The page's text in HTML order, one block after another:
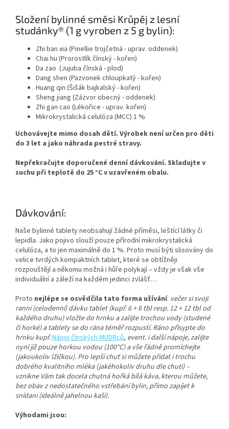
Složení bylinné směsi Krůpěj z lesní
studánky® (1 g vyroben z 5 g bylin):
Zhi ban xia (Pinellie trojčetná - uprav. oddenek)
Chai hu (Prorostlík čínský - kořen)
Da zao (Jujuba čínská - plod)
Dang shen (Pazvonek chloupkatý - kořen)
Huang qin (Šišák bajkalský - kořen)
Sheng jiang (Zázvor obecný - oddenek)
Zhi gan cao (Lékořice - uprav. kořen)
Mikrokrystalická celulóza (MCC) 1 %
Uchovávejte mimo dosah dětí. Výrobek není určen pro děti
do 3 let a jako náhrada pestré stravy.
Nepřekračujte doporučené denní dávkování. Skladujte v
suchu při teplotě do 25 °C v uzavřeném obalu.
Dávkování:
Naše bylinné tablety neobsahují žádné příměsi, leštící látky či
lepidla. Jako pojivo slouží pouze přírodní mikrokrystalická
celulóza, a to jen maximálně do 1 %. Proto musí býti slisovány do
velice tvrdých kompaktních tablet, které se obtížněji
rozpouštějí a někomu možná i hůře polykají – vždy je však vše
individuální a záleží na každém jedinci zvlášť…
Proto nejlépe se osvědčila tato forma užívání: večer si svoji
ranní (celodenní) dávku tablet (kupř. 6 + 6 tbl resp. 12 + 12 tbl od
každého druhu) vložte do hrnku a zalijte trochou vody (studené
či horké) a tablety se do rána téměř rozpustí. Ráno přisypte do
hrnku kupř.Nápoj čínských MUDRců, event. i další nápoje, zalijte
nyní již pouze horkou vodou (100°C) a vše řádně promíchejte
(jakoukoliv lžičkou). Pro lepší chuť si můžete přidat i trochu
dobrého kvalitního mléka (jakéhokoliv druhu dle chuti) –
vznikne Vám tak docela chutná hořká bílá káva, kterou můžete,
bez obav z nedostatečného vstřebání bylin, přímo zapíjet k
snídani (ideálně jahelnou kaši).
Výhodami jsou: